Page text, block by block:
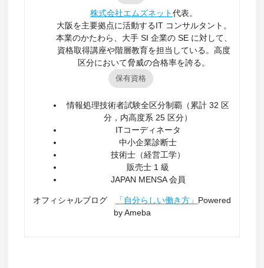
株式会社エムズネット代表。
大阪を主要拠点に活動するIT コンサルタント。
本業のかたわら、大手 SI 企業の SE に対して、
資格取得講座や階層教育を担当している。高度
区分において脅威の合格率を誇る。
保有資格
情報処理技術者試験全区分制覇（累計 32 区
分，内高度系 25 区分）
ITコーディネータ
中小企業診断士
技術士（経営工学）
販売士 1 級
JAPAN MENSA 会員
オフィシャルブログ 「自分らしい働き方」 Powered
by Ameba